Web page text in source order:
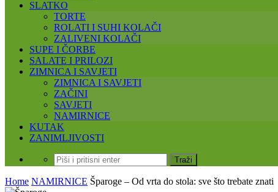
SLATKO
TORTE
ROLATI I SUHI KOLAČI
ZALIVENI KOLAČI
SUPE I ČORBE
SALATE I PRILOZI
ZIMNICA I SAVJETI
ZIMNICA I SAVJETI
ZAČINI
SAVJETI
NAMIRNICE
KUTAK
ZANIMLJIVOSTI
Home NAMIRNICE Šparoge – Od vrta do stola: sve što trebate znati